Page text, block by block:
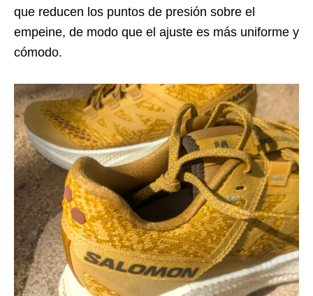
que reducen los puntos de presión sobre el
empeine, de modo que el ajuste es más uniforme y
cómodo.